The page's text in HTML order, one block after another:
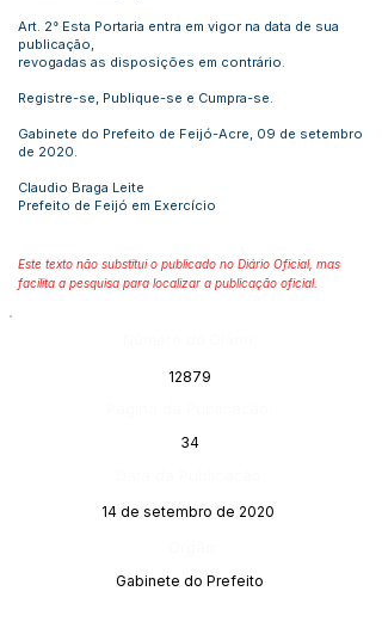
Art. 2° Esta Portaria entra em vigor na data de sua
publicação,
revogadas as disposições em contrário.
Registre-se, Publique-se e Cumpra-se.
Gabinete do Prefeito de Feijó-Acre, 09 de setembro
de 2020.
Claudio Braga Leite
Prefeito de Feijó em Exercício
Este texto não substitui o publicado no Diário Oficial, mas
facilita a pesquisa para localizar a publicação oficial.
12879
34
14 de setembro de 2020
Gabinete do Prefeito